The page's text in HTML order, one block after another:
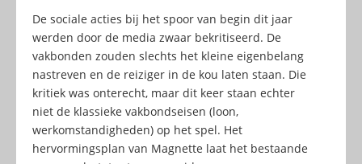
De sociale acties bij het spoor van begin dit jaar
werden door de media zwaar bekritiseerd. De
vakbonden zouden slechts het kleine eigenbelang
nastreven en de reiziger in de kou laten staan. Die
kritiek was onterecht, maar dit keer staan echter
niet de klassieke vakbondseisen (loon,
werkomstandigheden) op het spel. Het
hervormingsplan van Magnette laat het bestaande